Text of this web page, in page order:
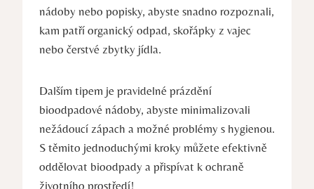
nádoby nebo popisky, abyste snadno rozpoznali,
kam patří organický odpad, skořápky z vajec
nebo čerstvé zbytky jídla.
Dalším tipem je pravidelné prázdění
bioodpadové nádoby, abyste minimalizovali
nežádoucí zápach a možné problémy s hygienou.
S těmito jednoduchými kroky můžete efektivně
oddělovat bioodpady a přispívat k ochraně
životního prostředí!